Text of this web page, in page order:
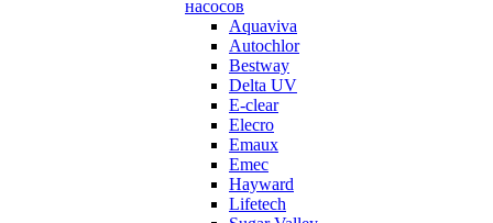
насосов
Aquaviva
Autochlor
Bestway
Delta UV
E-clear
Elecro
Emaux
Emec
Hayward
Lifetech